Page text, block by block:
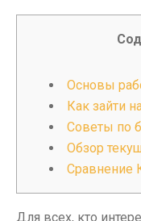
Основы
Как зайти
Советы по
Обзор
Сравнение
Для всех, кто